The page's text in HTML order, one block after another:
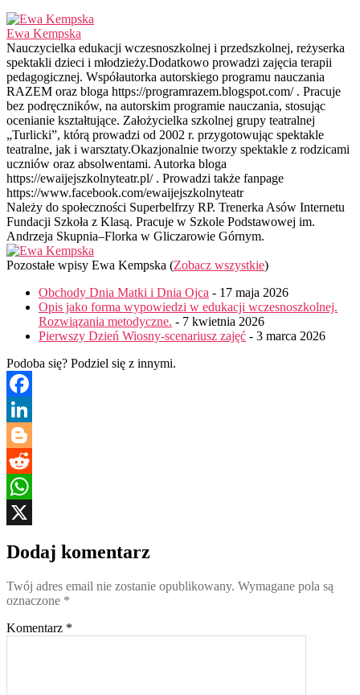
Ewa Kempska
Nauczycielka edukacji wczesnoszkolnej i przedszkolnej, reżyserka
spektakli dzieci i młodzieży.Dodatkowo prowadzi zajęcia terapii
pedagogicznej. Współautorka autorskiego programu nauczania
RAZEM oraz bloga https://programrazem.blogspot.com/ . Pracuje
bez podręczników, na autorskim programie nauczania, stosując
ocenianie kształtujące. Założycielka szkolnej grupy teatralnej
„Turlicki”, którą prowadzi od 2002 r. przygotowując spektakle
teatralne, jak i warsztaty.Okazjonalnie tworzy spektakle z rodzicami
uczniów oraz absolwentami. Autorka bloga
https://ewaijejszkolnyteatr.pl/ . Prowadzi także fanpage
https://www.facebook.com/ewaijejszkolnyteatr
Należy do społeczności Superbelfrzy RP. Trenerka Asów Internetu
Fundacji Szkoła z Klasą. Pracuje w Szkole Podstawowej im.
Andrzeja Skupnia–Florka w Gliczarowie Górnym.
Pozostałe wpisy Ewa Kempska (Zobacz wszystkie)
Obchody Dnia Matki i Dnia Ojca - 17 maja 2026
Opis jako forma wypowiedzi w edukacji wczesnoszkolnej.
Rozwiązania metodyczne. - 7 kwietnia 2026
Pierwszy Dzień Wiosny-scenariusz zajęć - 3 marca 2026
Podoba się? Podziel się z innymi.
Facebook
LinkedIn
Blogger
Reddit
WhatsApp
Dodaj komentarz
Twój adres email nie zostanie opublikowany. Wymagane pola są
oznaczone *
Komentarz *